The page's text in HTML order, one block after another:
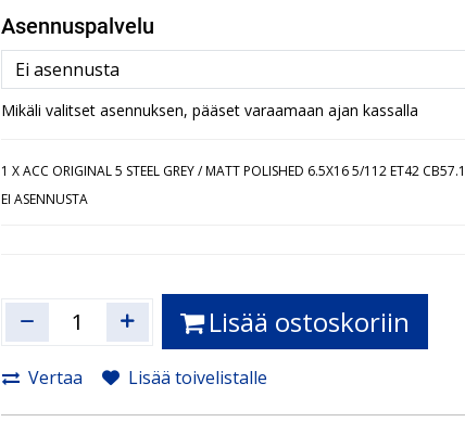
Asennuspalvelu
Mikäli valitset asennuksen, pääset varaamaan ajan kassalla
1 X ACC ORIGINAL 5 STEEL GREY / MATT POLISHED 6.5X16 5/112 ET42 CB57.1
EI ASENNUSTA
Lisää ostoskoriin
Vertaa Lisää toivelistalle